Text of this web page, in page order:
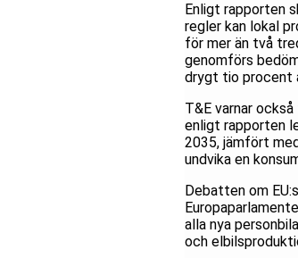
Enligt rapporten
regler kan lokal
för mer än två
genomförs
drygt tio procent
T&E varnar
enligt rapporten
2035, jämfört
undvika en
Debatten om
alla nya
och